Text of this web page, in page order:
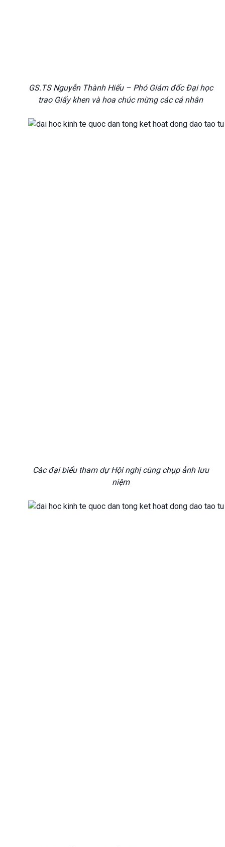
GS.TS Nguyễn Thành Hiếu – Phó Giám đốc Đại học
trao Giấy khen và hoa chúc mừng các cá nhân
Các đại biểu tham dự Hội nghị cùng chụp ảnh lưu
niệm